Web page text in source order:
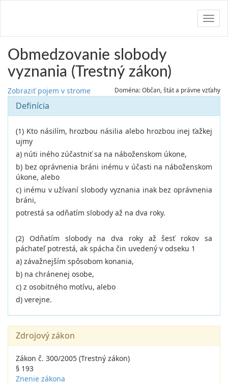
Obmedzovanie slobody
vyznania (Trestný zákon)
Zobraziť pojem v strome Doména: Občan, štát a právne vzťahy
Definícia
(1) Kto násilím, hrozbou násilia alebo hrozbou inej ťažkej
ujmy
a) núti iného zúčastniť sa na náboženskom úkone,
b) bez oprávnenia bráni inému v účasti na náboženskom
úkone, alebo
c) inému v užívaní slobody vyznania inak bez oprávnenia
bráni,
potrestá sa odňatím slobody až na dva roky.
(2) Odňatím slobody na dva roky až šesť rokov sa
páchateľ potrestá, ak spácha čin uvedený v odseku 1
a) závažnejším spôsobom konania,
b) na chránenej osobe,
c) z osobitného motívu, alebo
d) verejne.
Zdrojový zákon
Zákon č. 300/2005 (Trestný zákon)
§ 193
Znenie zákona